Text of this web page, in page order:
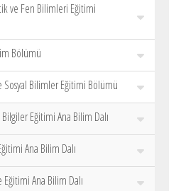
ve Fen Bilimleri Eğitimi
Bölümü
Sosyal Bilimler Eğitimi Bölümü
Bilgiler Eğitimi Ana Bilim Dalı
Ana Bilim Dalı
Eğitimi Ana Bilim Dalı